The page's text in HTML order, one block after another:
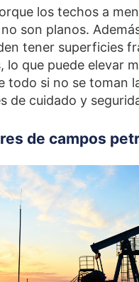
los techos a
son planos.
tener superficies
lo que puede elevar
todo si no se toman
de cuidado y
de campos